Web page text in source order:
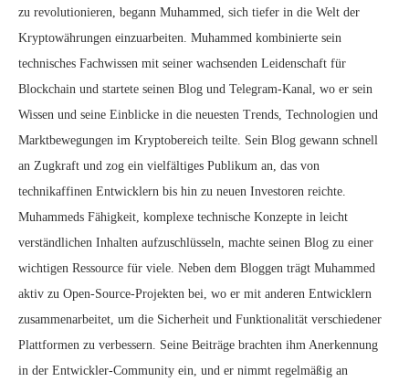
zu revolutionieren, begann Muhammed, sich tiefer in die Welt der
Kryptowährungen einzuarbeiten. Muhammed kombinierte sein
technisches Fachwissen mit seiner wachsenden Leidenschaft für
Blockchain und startete seinen Blog und Telegram-Kanal, wo er sein
Wissen und seine Einblicke in die neuesten Trends, Technologien und
Marktbewegungen im Kryptobereich teilte. Sein Blog gewann schnell
an Zugkraft und zog ein vielfältiges Publikum an, das von
technikaffinen Entwicklern bis hin zu neuen Investoren reichte.
Muhammeds Fähigkeit, komplexe technische Konzepte in leicht
verständlichen Inhalten aufzuschlüsseln, machte seinen Blog zu einer
wichtigen Ressource für viele. Neben dem Bloggen trägt Muhammed
aktiv zu Open-Source-Projekten bei, wo er mit anderen Entwicklern
zusammenarbeitet, um die Sicherheit und Funktionalität verschiedener
Plattformen zu verbessern. Seine Beiträge brachten ihm Anerkennung
in der Entwickler-Community ein, und er nimmt regelmäßig an